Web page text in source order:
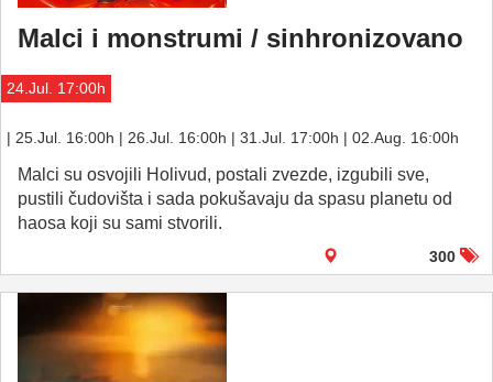
Malci i monstrumi / sinhronizovano
24.Jul. 17:00h
| 25.Jul. 16:00h | 26.Jul. 16:00h | 31.Jul. 17:00h | 02.Aug. 16:00h
Malci su osvojili Holivud, postali zvezde, izgubili sve,
pustili čudovišta i sada pokušavaju da spasu planetu od
haosa koji su sami stvorili.
300